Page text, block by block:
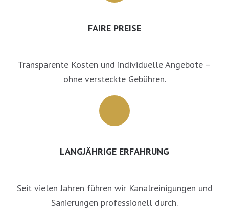
FAIRE PREISE
Transparente Kosten und individuelle Angebote –
ohne versteckte Gebühren.
LANGJÄHRIGE ERFAHRUNG
Seit vielen Jahren führen wir Kanalreinigungen und
Sanierungen professionell durch.